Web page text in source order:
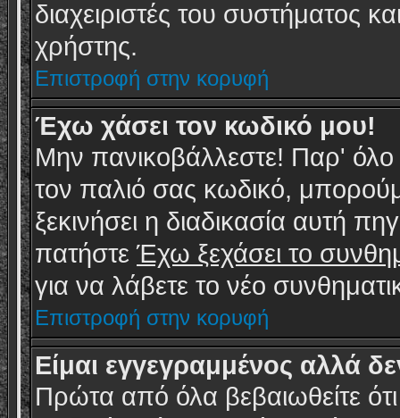
διαχειριστές του συστήματος
χρήστης.
Επιστροφή στην κορυφή
Έχω χάσει τον κωδικό μου!
Μην πανικοβάλλεστε! Παρ'
τον παλιό σας κωδικό,
ξεκινήσει η διαδικασία αυτή
πατήστεΈχω ξεχάσει το
για να λάβετε το νέο
Επιστροφή στην κορυφή
Είμαι εγγεγραμμένος αλλά
Πρώτα από όλα βεβαιωθείτε